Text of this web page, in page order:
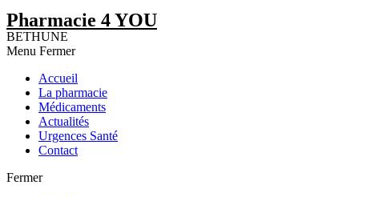
Pharmacie 4 YOU
BETHUNE
Menu Fermer
Accueil
La pharmacie
Médicaments
Actualités
Urgences Santé
Contact
Fermer